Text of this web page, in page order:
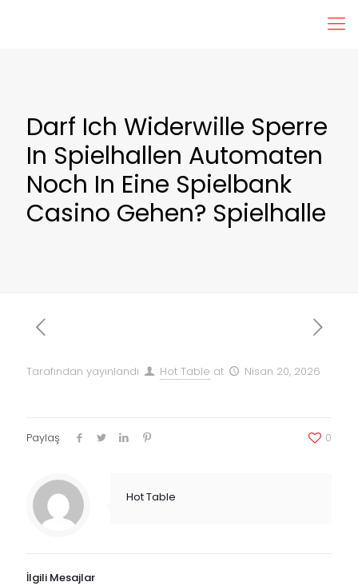
Darf Ich Widerwille Sperre
In Spielhallen Automaten
Noch In Eine Spielbank
Casino Gehen? Spielhalle
Tarafından yayınlandı Hot Table at Nisan 20, 2026
Paylaş 0
Hot Table
İlgili Mesajlar